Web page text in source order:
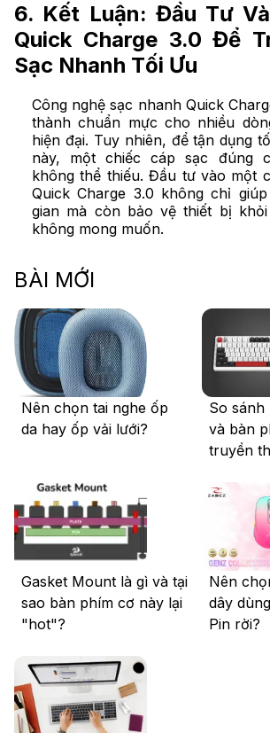
6. Kết Luận: Đầu Tư
Quick Charge 3.0 Để
Sạc Nhanh Tối Ưu
Công nghệ sạc nhanh Quick
thành chuẩn mực cho nhiều
hiện đại. Tuy nhiên, để tận dụng
này, một chiếc cáp sạc đúng
không thể thiếu. Đầu tư vào một
Quick Charge 3.0 không chỉ
gian mà còn bảo vệ thiết bị
không mong muốn.
BÀI MỚI
Nên chọn tai nghe ốp
da hay ốp vải lưới?
So sánh
và bàn
truyền
Gasket Mount là gì và tại
sao bàn phím cơ này lại
"hot"?
Nên
dây
Pin rời?